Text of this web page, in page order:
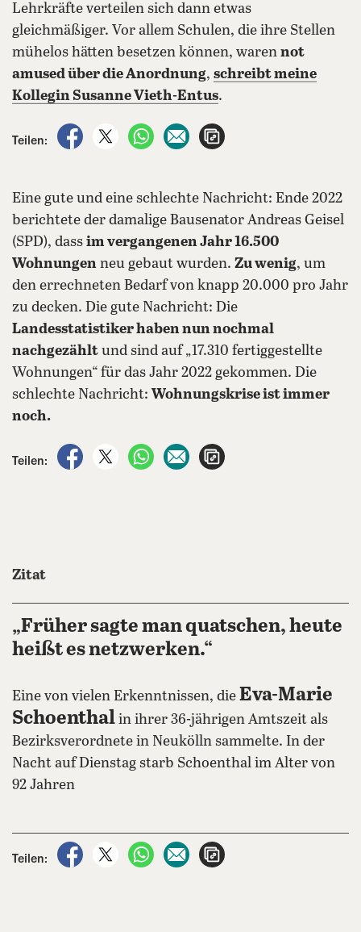
Lehrkräfte verteilen sich dann etwas
gleichmäßiger. Vor allem Schulen, die ihre Stellen
mühelos hätten besetzen können, waren not
amused über die Anordnung, schreibt meine
Kollegin Susanne Vieth-Entus.
Teilen:
auf Facebook teilen
auf X teilenper WhatsApp teilen
per E-Mail teilen
Eine gute und eine schlechte Nachricht: Ende 2022
berichtete der damalige Bausenator Andreas Geisel
(SPD), dass im vergangenen Jahr 16.500
Wohnungen neu gebaut wurden. Zu wenig, um
den errechneten Bedarf von knapp 20.000 pro Jahr
zu decken. Die gute Nachricht: Die
Landesstatistiker haben nun nochmal
nachgezählt und sind auf „17.310 fertiggestellte
Wohnungen“ für das Jahr 2022 gekommen. Die
schlechte Nachricht: Wohnungskrise ist immer
noch.
Teilen:
auf Facebook teilen
auf X teilenper WhatsApp teilen
per E-Mail teilen
Zitat
„Früher sagte man quatschen, heute
heißt es netzwerken.“
Eine von vielen Erkenntnissen, die Eva-Marie
Schoenthal in ihrer 36-jährigen Amtszeit als
Bezirksverordnete in Neukölln sammelte. In der
Nacht auf Dienstag starb Schoenthal im Alter von
92 Jahren
Teilen:
auf Facebook teilen
auf X teilenper WhatsApp teilen
per E-Mail teilen